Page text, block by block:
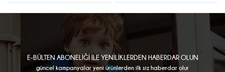
E-BÜLTEN ABONELİĞİ İLE YENİLİKLERDEN HABERDAR OLUN
güncel kampanyalar yeni ürünlerden ilk siz haberdar olur